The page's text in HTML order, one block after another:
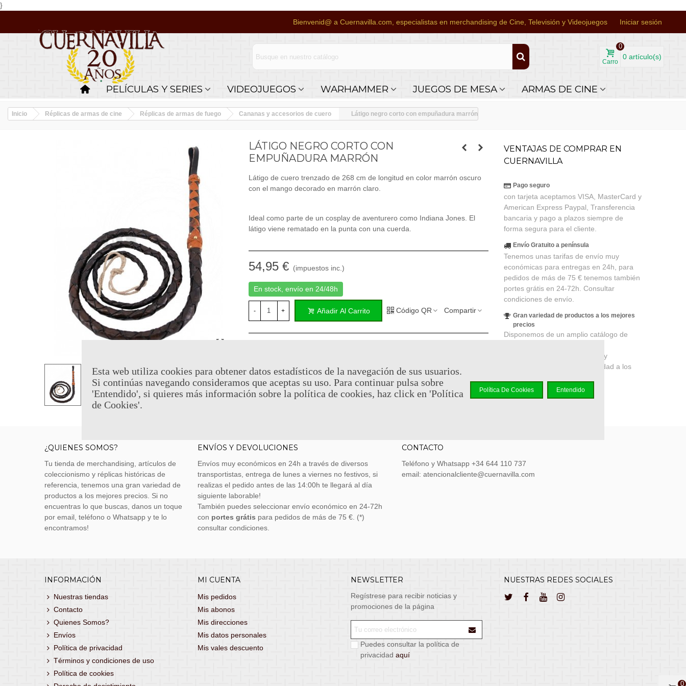
}
Bienvenid@ a Cuernavilla.com, especialistas en merchandising de Cine, Televisión y Videojuegos Iniciar sesión
Carro
0
0 artículo(s)
PELÍCULAS Y SERIES VIDEOJUEGOS WARHAMMER JUEGOS DE MESA ARMAS DE CINE
Inicio Réplicas de armas de cine Réplicas de armas de fuego Cananas y accesorios de cuero Látigo negro corto con empuñadura marrón
LÁTIGO NEGRO CORTO CON
EMPUÑADURA MARRÓN
Látigo de cuero trenzado de 268 cm de longitud en color marrón oscuro
con el mango decorado en marrón claro.
Ideal como parte de un cosplay de aventurero como Indiana Jones. El
látigo viene rematado en la punta con una cuerda.
54,95 € (impuestos inc.)
En stock, envío en 24/48h
- + Añadir Al Carrito Código QR Compartir
cupón de
€ 0.19
Referencia: GUN6481
VENTAJAS DE COMPRAR EN
CUERNAVILLA
Pago seguro
con tarjeta aceptamos VISA, MasterCard y
American Express Paypal, Transferencia
bancaria y pago a plazos siempre de
forma segura para el cliente.
Envío Gratuito a península
Tenemos unas tarifas de envío muy
económicas para entregas en 24h, para
pedidos de más de 75 € tenemos también
portes grátis en 24-72h. Consultar
condiciones de envío.
Gran variedad de productos a los mejores
precios
Disponemos de un amplio catálogo de
coleccionismo de cines, series y
videojuegos, productos de calidad a los
¿QUIENES SOMOS?
Tu tienda de merchandising, artículos de
coleccionismo y réplicas históricas de
referencia, tenemos una gran variedad de
productos a los mejores precios. Si no
encuentras lo que buscas, danos un toque
por email, teléfono o Whatsapp y te lo
encontramos!
ENVÍOS Y DEVOLUCIONES
Envíos muy económicos en 24h a través de diversos
transportistas, entrega de lunes a viernes no festivos, si
realizas el pedido antes de las 14:00h te llegará al día
siguiente laborable!
También puedes seleccionar envío económico en 24-72h
con portes grátis para pedidos de más de 75 €. (*)
consultar condiciones.
CONTACTO
Teléfono y Whatsapp +34 644 110 737
email: atencionalcliente@cuernavilla.com
INFORMACIÓN
Nuestras tiendas
Contacto
Quienes Somos?
Envíos
Política de privacidad
Términos y condiciones de uso
Política de cookies
MI CUENTA
Mis pedidos
Mis abonos
Mis direcciones
Mis datos personales
Mis vales descuento
NEWSLETTER
Regístrese para recibir noticias y
promociones de la página
Puedes consultar la política de
privacidad aquí
NUESTRAS REDES SOCIALES
0
Esta web utiliza cookies para obtener datos estadísticos de la navegación de sus usuarios.
Si continúas navegando consideramos que aceptas su uso. Para continuar pulsa sobre
'Entendido', si quieres más información sobre la política de cookies, haz click en 'Política
de Cookies'.
Política De Cookies Entendido